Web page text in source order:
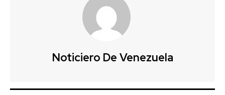
Noticiero De Venezuela